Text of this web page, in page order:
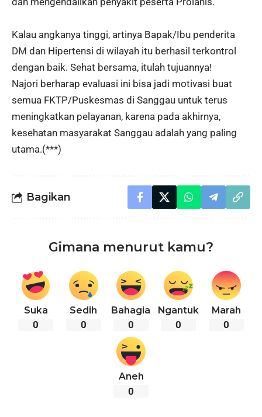
Kalau angkanya tinggi, artinya Bapak/Ibu penderita
DM dan Hipertensi di wilayah itu berhasil terkontrol
dengan baik. Sehat bersama, itulah tujuannya!
Najori berharap evaluasi ini bisa jadi motivasi buat
semua FKTP/Puskesmas di Sanggau untuk terus
meningkatkan pelayanan, karena pada akhirnya,
kesehatan masyarakat Sanggau adalah yang paling
utama.(***)
Bagikan
Gimana menurut kamu?
Suka
0
Sedih
0
Bahagia
0
Ngantuk
0
Marah
0
Aneh
0